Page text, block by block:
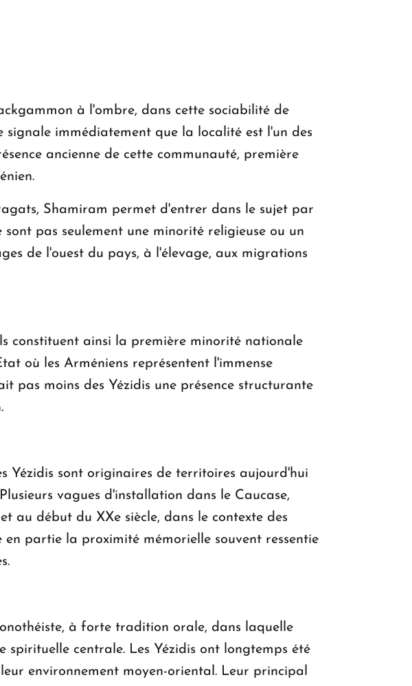
à l'ombre, dans cette sociabilité de
immédiatement que la localité est l'un des
ancienne de cette communauté, première
Shamiram permet d'entrer dans le sujet par
pas seulement une minorité religieuse ou un
de l'ouest du pays, à l'élevage, aux migrations
constituent ainsi la première minorité nationale
où les Arméniens représentent l'immense
pas moins des Yézidis une présence structurante
Yézidis sont originaires de territoires aujourd'hui
vagues d'installation dans le Caucase,
au début du XXe siècle, dans le contexte des
partie la proximité mémorielle souvent ressentie
à forte tradition orale, dans laquelle
spirituelle centrale. Les Yézidis ont longtemps été
environnement moyen-oriental. Leur principal